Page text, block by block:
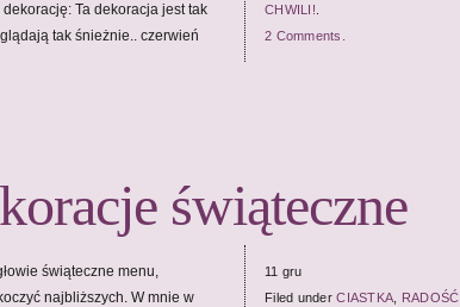
CHWILI!
2 Comments.
Ta dekoracja jest tak
tak śnieżnie.. czerwień
świąteczne
11 gru
Filed underCIASTKA
RADOŚĆ
świąteczne menu,
najbliższych. W mnie w